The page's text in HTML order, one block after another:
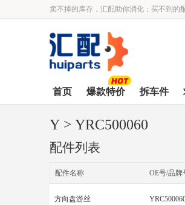
卖不掉的库存，汇配助你消化；买不到的
首页 爆款特价 拆车件
Y > YRC500060
配件列表
配件名称 OE号/品牌
方向盘游丝